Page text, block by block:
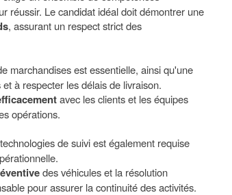
réussir. Le candidat idéal doit démontrer une
, assurant un respect strict des
marchandises est essentielle, ainsi qu'une
à respecter les délais de livraison.
avec les clients et les équipes
opérations.
de suivi est également requise
des véhicules et la résolution
pour assurer la continuité des activités.